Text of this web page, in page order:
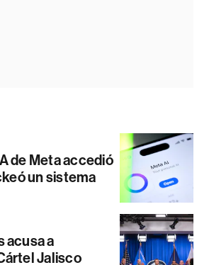
de Meta accedió
un sistema
acusa a
Jalisco